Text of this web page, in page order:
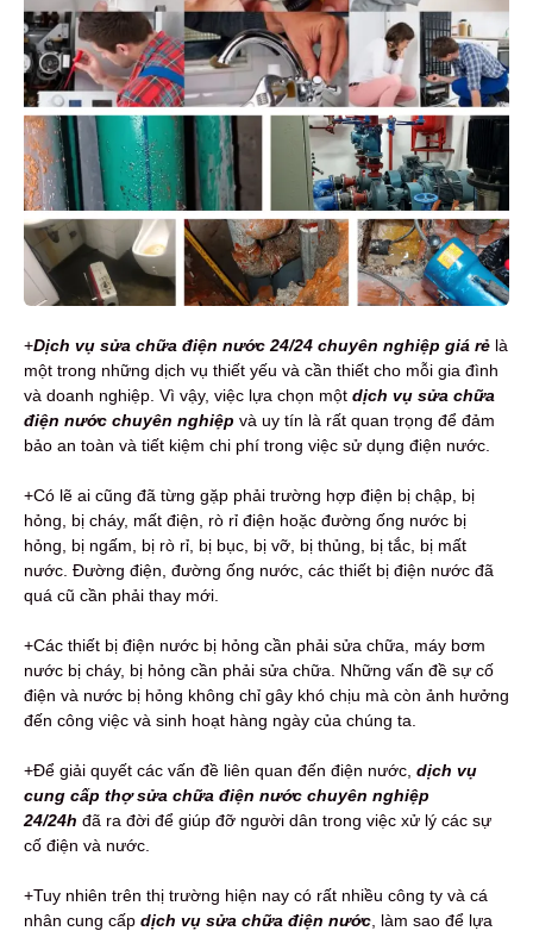
+Dịch vụ sửa chữa điện nước 24/24 chuyên nghiệp giá rẻ là
một trong những dịch vụ thiết yếu và cần thiết cho mỗi gia đình
và doanh nghiệp. Vì vậy, việc lựa chọn một dịch vụ sửa chữa
điện nước chuyên nghiệp và uy tín là rất quan trọng để đảm
bảo an toàn và tiết kiệm chi phí trong việc sử dụng điện nước.
+Có lẽ ai cũng đã từng gặp phải trường hợp điện bị chập, bị
hỏng, bị cháy, mất điện, rò rỉ điện hoặc đường ống nước bị
hỏng, bị ngấm, bị rò rỉ, bị bục, bị vỡ, bị thủng, bị tắc, bị mất
nước. Đường điện, đường ống nước, các thiết bị điện nước đã
quá cũ cần phải thay mới.
+Các thiết bị điện nước bị hỏng cần phải sửa chữa, máy bơm
nước bị cháy, bị hỏng cần phải sửa chữa. Những vấn đề sự cố
điện và nước bị hỏng không chỉ gây khó chịu mà còn ảnh hưởng
đến công việc và sinh hoạt hàng ngày của chúng ta.
+Để giải quyết các vấn đề liên quan đến điện nước, dịch vụ
cung cấp thợ sửa chữa điện nước chuyên nghiệp
24/24h đã ra đời để giúp đỡ người dân trong việc xử lý các sự
cố điện và nước.
+Tuy nhiên trên thị trường hiện nay có rất nhiều công ty và cá
nhân cung cấp dịch vụ sửa chữa điện nước , làm sao để lựa